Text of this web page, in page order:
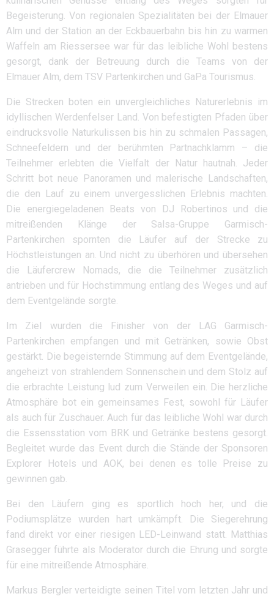
Begeisterung. Von regionalen Spezialitäten bei der Elmauer
Alm und der Station an der Eckbauerbahn bis hin zu warmen
Waffeln am Riessersee war für das leibliche Wohl bestens
gesorgt, dank der Betreuung durch die Teams von der
Elmauer Alm, dem TSV Partenkirchen und GaPa Tourismus.
Die Strecken boten ein unvergleichliches Naturerlebnis im
idyllischen Werdenfelser Land. Von befestigten Pfaden über
eindrucksvolle Naturkulissen bis hin zu schmalen Passagen,
Schneefeldern und der berühmten Partnachklamm – die
Teilnehmer erlebten die Vielfalt der Natur hautnah. Jeder
Schritt bot neue Panoramen und malerische Landschaften,
die den Lauf zu einem unvergesslichen Erlebnis machten.
Die energiegeladenen Beats von DJ Robertinos und die
mitreißenden Klänge der Salsa-Gruppe Garmisch-
Partenkirchen spornten die Läufer auf der Strecke zu
Höchstleistungen an. Und nicht zu überhören und übersehen
die Läufercrew Nomads, die die Teilnehmer zusätzlich
antrieben und für Hochstimmung entlang des Weges und auf
dem Eventgelände sorgte.
Im Ziel wurden die Finisher von der LAG Garmisch-
Partenkirchen empfangen und mit Getränken, sowie Obst
gestärkt. Die begeisternde Stimmung auf dem Eventgelände,
angeheizt von strahlendem Sonnenschein und dem Stolz auf
die erbrachte Leistung lud zum Verweilen ein. Die herzliche
Atmosphäre bot ein gemeinsames Fest, sowohl für Läufer
als auch für Zuschauer. Auch für das leibliche Wohl war durch
die Essensstation vom BRK und Getränke bestens gesorgt.
Begleitet wurde das Event durch die Stände der Sponsoren
Explorer Hotels und AOK, bei denen es tolle Preise zu
gewinnen gab.
Bei den Läufern ging es sportlich hoch her, und die
Podiumsplätze wurden hart umkämpft. Die Siegerehrung
fand direkt vor einer riesigen LED-Leinwand statt. Matthias
Grasegger führte als Moderator durch die Ehrung und sorgte
für eine mitreißende Atmosphäre.
Markus Bergler verteidigte seinen Titel vom letzten Jahr und